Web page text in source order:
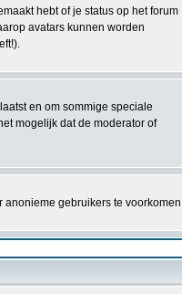
hebt of je status op het forum
avatars kunnen worden
en om sommige speciale
mogelijk dat de moderator of
gebruikers te